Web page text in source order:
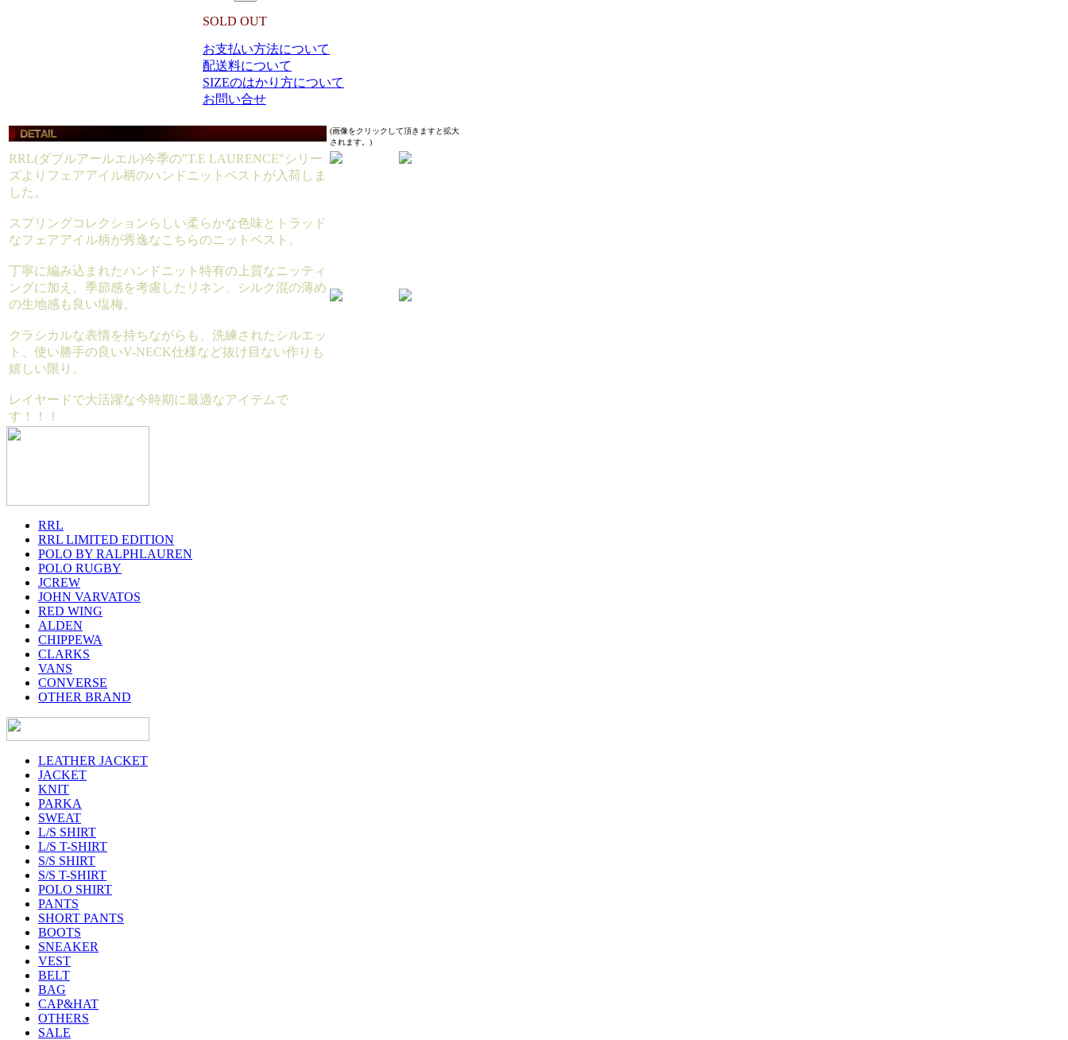
SOLD OUT
お支払い方法について
配送料について
SIZEのはかり方について
お問い合せ
(画像をクリックして頂きますと拡大
されます。)
RRL(ダブルアールエル)今季の"T.E LAURENCE"シリー
ズよりフェアアイル柄のハンドニットベストが入荷しま
した。
スプリングコレクションらしい柔らかな色味とトラッド
なフェアアイル柄が秀逸なこちらのニットベスト。
丁寧に編み込まれたハンドニット特有の上質なニッティ
ングに加え、季節感を考慮したリネン、シルク混の薄め
の生地感も良い塩梅。
クラシカルな表情を持ちながらも、洗練されたシルエッ
ト、使い勝手の良いV-NECK仕様など抜け目ない作りも
嬉しい限り。
レイヤードで大活躍な今時期に最適なアイテムで
す！！！
RRL
RRL LIMITED EDITION
POLO BY RALPHLAUREN
POLO RUGBY
JCREW
JOHN VARVATOS
RED WING
ALDEN
CHIPPEWA
CLARKS
VANS
CONVERSE
OTHER BRAND
LEATHER JACKET
JACKET
KNIT
PARKA
SWEAT
L/S SHIRT
L/S T-SHIRT
S/S SHIRT
S/S T-SHIRT
POLO SHIRT
PANTS
SHORT PANTS
BOOTS
SNEAKER
VEST
BELT
BAG
CAP&HAT
OTHERS
SALE